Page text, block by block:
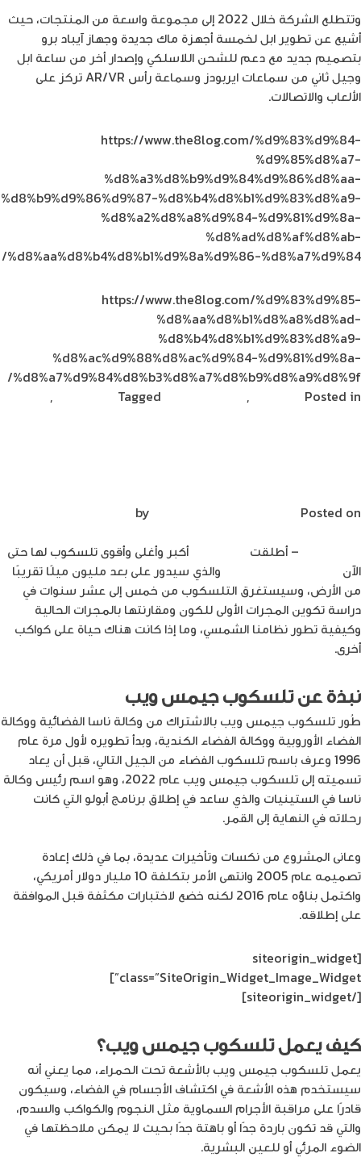
وتتطلع الشركة خلال 2022 إلى مجموعة واسعة من المنتجات، حيث
أشيع عن تطوير ابل لخمسة أجهزة ماك جديدة وجهاز آيباد برو
بتصميم جديد مع دعم للشحن اللاسلكي وإصدار أخر من ساعة ابل
وجيل ثاني من سماعات ايربودز وسماعة رأس AR/VR تركز على
الألعاب والاتصالات.
https://www.the8log.com/%d9%83%d9%84-
%d9%85%d8%a7-
%d8%a3%d8%b9%d9%84%d9%86%d8%aa-
%d8%b9%d9%86%d9%87-%d8%b4%d8%b1%d9%83%d8%a9-
%d8%a2%d8%a8%d9%84-%d9%81%d9%8a-
%d8%ad%d8%af%d8%ab-
%d8%aa%d8%b4%d8%b1%d9%8a%d9%86-%d8%a7%d9%84/
https://www.the8log.com/%d9%83%d9%85-
%d8%aa%d8%b1%d8%a8%d8%ad-
%d8%b4%d8%b1%d9%83%d8%a9-
%d8%ac%d9%88%d8%ac%d9%84-%d9%81%d9%8a-
%d8%a7%d9%84%d8%b3%d8%a7%d8%b9%d8%a9%d8%9f/
Posted in
,
Tagged
,
السوقية
حاجز
الـ
3
تريليون
Posted on
– أطلقت
أكبر وأغلى وأقوى تلسكوب لها حتى
الآن
والذي سيدور على بعد مليون ميلًا تقريبًا
من الأرض، وسيستغرق التلسكوب من خمس إلى عشر سنوات في
دراسة تكوين المجرات الأولى للكون ومقارنتها بالمجرات الحالية
وكيفية تطور نظامنا الشمسي، وما إذا كانت هناك حياة على كواكب
أخرى.
نبذة عن تلسكوب جيمس ويب
طُور تلسكوب جيمس ويب بالاشتراك من وكالة ناسا الفضائية ووكالة
الفضاء الأوروبية ووكالة الفضاء الكندية، وبدأ تطويره لأول مرة عام
1996 وعرف باسم تلسكوب الفضاء من الجيل التالي، قبل أن يعاد
تسميته إلى تلسكوب جيمس ويب عام 2022، وهو اسم رئيس وكالة
ناسا في الستينيات والذي ساعد في إطلاق برنامج أبولو التي كانت
رحلاته في النهاية إلى القمر.
وعانى المشروع من نكسات وتأخيرات عديدة، بما في ذلك إعادة
تصميمه عام 2005 وانتهى الأمر بتكلفة 10 مليار دولار أمريكي،
واكتمل بناؤه عام 2016 لكنه خضع لاختبارات مكثفة قبل الموافقة
على إطلاقه.
[siteorigin_widget
class=”SiteOrigin_Widget_Image_Widget”]
[/siteorigin_widget]
كيف يعمل تلسكوب جيمس ويب؟
يعمل تلسكوب جيمس ويب بالأشعة تحت الحمراء، مما يعني أنه
سيستخدم هذه الأشعة في اكتشاف الأجسام في الفضاء، وسيكون
قادرًا على مراقبة الأجرام السماوية مثل النجوم والكواكب والسدم،
والتي قد تكون باردة جدًا أو باهتة جدًا بحيث لا يمكن ملاحظتها في
الضوء المرئي أو للعين البشرية.